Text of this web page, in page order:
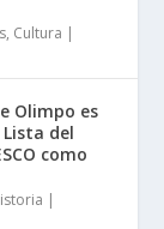
, Cultura |
Olimpo es
del
como
|